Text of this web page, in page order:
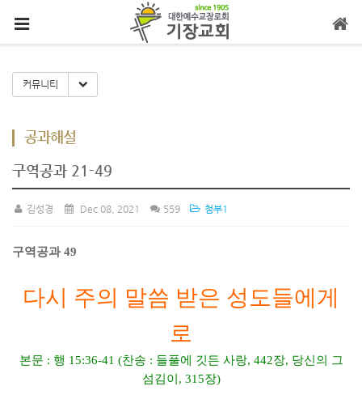
커뮤니티 Toggle Dropdown
공과해설
구역공과 21-49
김성경 Dec 08, 2021 559 첨부1
구역공과49
다시 주의 말씀 받은 성도들에게
로
본문 : 행 15:36-41 (찬송 : 들풀에 깃든 사랑, 442장, 당신의 그
섬김이 , 315장)